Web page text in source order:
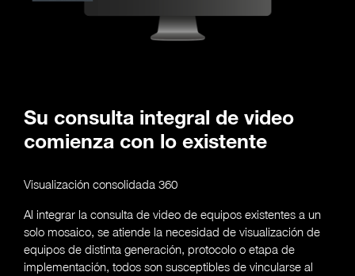
Su consulta integral de video
comienza con lo existente
Visualización consolidada 360
Al integrar la consulta de video de equipos existentes a un
solo mosaico, se atiende la necesidad de visualización de
equipos de distinta generación, protocolo o etapa de
implementación, todos son susceptibles de vincularse al